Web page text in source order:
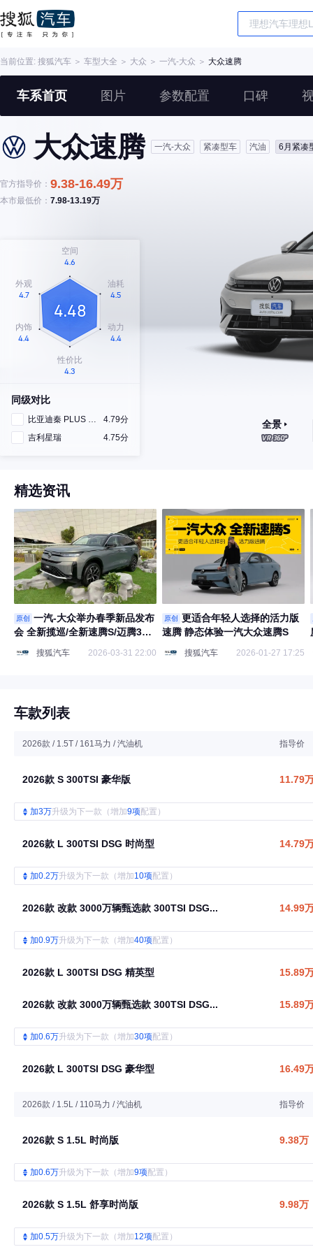
当前位置: 搜狐汽车 ＞ 车型大全 ＞ 大众 ＞ 一汽-大众 ＞ 大众速腾
车系首页 图片 参数配置 口碑
大众速腾 一汽-大众 紧凑型车 汽油 6月紧凑
官方指导价： 9.38-16.49万
本市最低价： 7.98-13.19万
同级对比
比亚迪秦 PLUS DM-i
4.79分
吉利星瑞
4.75分
全景
精选资讯
原创
一汽-大众举办春季新品发布
会 全新揽巡/全新速腾S/迈腾35
搜狐汽车 2026-03-31 22:00
原创
更适合年轻人选择的活力版
速腾 静态体验一汽大众速腾S
搜狐汽车 2026-01-27 17:25
车款列表
2026款 / 1.5T / 161马力 / 汽油机 指导价
2026款 S 300TSI 豪华版 11.79
加3万升级为下一款（增加9项配置）
2026款 L 300TSI DSG 时尚型 14.79
加0.2万升级为下一款（增加10项配置）
2026款 改款 3000万辆甄选款 300TSI DSG... 14.99
加0.9万升级为下一款（增加40项配置）
2026款 L 300TSI DSG 精英型 15.89
2026款 改款 3000万辆甄选款 300TSI DSG... 15.89
加0.6万升级为下一款（增加30项配置）
2026款 L 300TSI DSG 豪华型 16.49
2026款 / 1.5L / 110马力 / 汽油机 指导价
2026款 S 1.5L 时尚版 9.38万
加0.6万升级为下一款（增加9项配置）
2026款 S 1.5L 舒享时尚版 9.98万
加0.5万升级为下一款（增加12项配置）